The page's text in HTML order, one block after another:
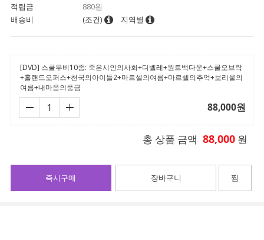
적립금
880원
배송비
(조건) 지역별
[DVD] 스쿨무비10종: 죽은시인의사회+디벨레+원트백다운+스쿨오브락
+홀랜드오퍼스+천국의아이들2+마르셀의여름+마르셀의추억+보리울의
여름+내마음의풍금
88,000원
총 상품 금액 88,000 원
장바구니
즉시구매 찜